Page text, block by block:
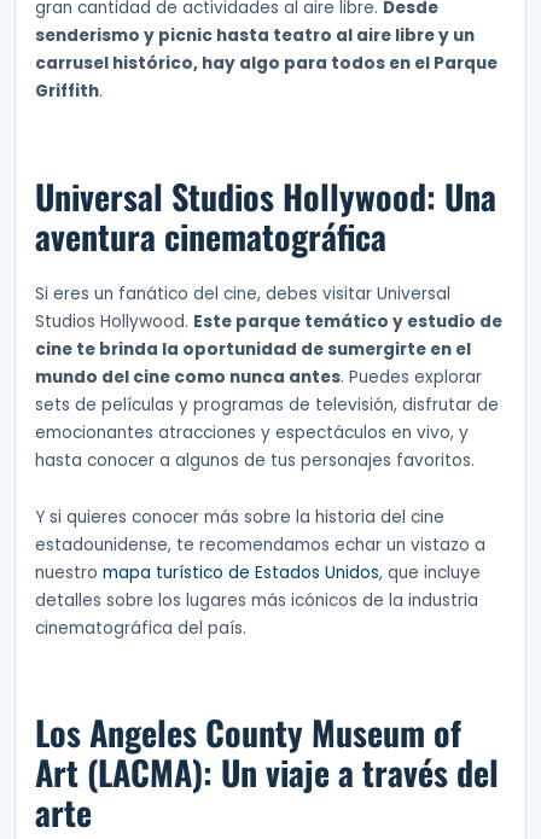
gran cantidad de actividades al aire libre. Desde
senderismo y picnic hasta teatro al aire libre y un
carrusel histórico, hay algo para todos en el Parque
Griffith.
Universal Studios Hollywood: Una
aventura cinematográfica
Si eres un fanático del cine, debes visitar Universal
Studios Hollywood. Este parque temático y estudio de
cine te brinda la oportunidad de sumergirte en el
mundo del cine como nunca antes. Puedes explorar
sets de películas y programas de televisión, disfrutar de
emocionantes atracciones y espectáculos en vivo, y
hasta conocer a algunos de tus personajes favoritos.
Y si quieres conocer más sobre la historia del cine
estadounidense, te recomendamos echar un vistazo a
nuestro mapa turístico de Estados Unidos, que incluye
detalles sobre los lugares más icónicos de la industria
cinematográfica del país.
Los Angeles County Museum of
Art (LACMA): Un viaje a través del
arte